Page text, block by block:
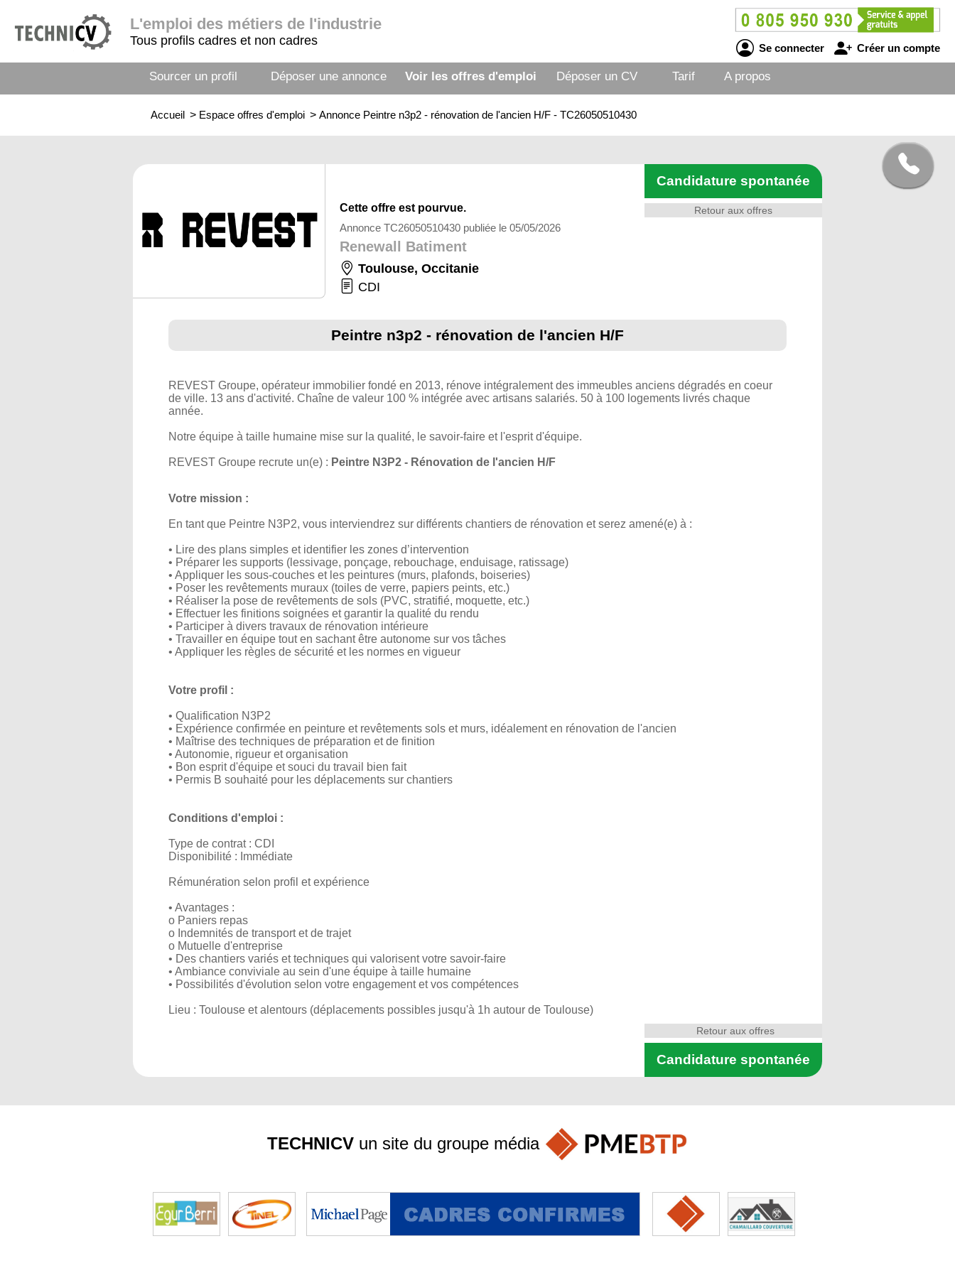
L'emploi des métiers de l'industrie
Tous profils cadres et non cadres
Se connecter Créer un compte
Sourcer un profil Déposer une annonce Voir les offres d'emploi Déposer un CV Tarif A propos
Accueil > Espace offres d'emploi > Annonce Peintre n3p2 - rénovation de l'ancien H/F - TC26050510430
Retour aux offres
Candidature spontanée
Cette offre est pourvue.
Annonce TC26050510430 publiée le 05/05/2026
Renewall Batiment
Toulouse, Occitanie
CDI
Peintre n3p2 - rénovation de l'ancien H/F
REVEST Groupe, opérateur immobilier fondé en 2013, rénove intégralement des immeubles anciens dégradés en coeur
de ville. 13 ans d'activité. Chaîne de valeur 100 % intégrée avec artisans salariés. 50 à 100 logements livrés chaque
année.
Notre équipe à taille humaine mise sur la qualité, le savoir-faire et l'esprit d'équipe.
REVEST Groupe recrute un(e) : Peintre N3P2 - Rénovation de l'ancien H/F
Votre mission :
En tant que Peintre N3P2, vous interviendrez sur différents chantiers de rénovation et serez amené(e) à :
• Lire des plans simples et identifier les zones d’intervention
• Préparer les supports (lessivage, ponçage, rebouchage, enduisage, ratissage)
• Appliquer les sous-couches et les peintures (murs, plafonds, boiseries)
• Poser les revêtements muraux (toiles de verre, papiers peints, etc.)
• Réaliser la pose de revêtements de sols (PVC, stratifié, moquette, etc.)
• Effectuer les finitions soignées et garantir la qualité du rendu
• Participer à divers travaux de rénovation intérieure
• Travailler en équipe tout en sachant être autonome sur vos tâches
• Appliquer les règles de sécurité et les normes en vigueur
Votre profil :
• Qualification N3P2
• Expérience confirmée en peinture et revêtements sols et murs, idéalement en rénovation de l'ancien
• Maîtrise des techniques de préparation et de finition
• Autonomie, rigueur et organisation
• Bon esprit d'équipe et souci du travail bien fait
• Permis B souhaité pour les déplacements sur chantiers
Conditions d'emploi :
Type de contrat : CDI
Disponibilité : Immédiate
Rémunération selon profil et expérience
• Avantages :
o Paniers repas
o Indemnités de transport et de trajet
o Mutuelle d'entreprise
• Des chantiers variés et techniques qui valorisent votre savoir-faire
• Ambiance conviviale au sein d'une équipe à taille humaine
• Possibilités d'évolution selon votre engagement et vos compétences
Lieu : Toulouse et alentours (déplacements possibles jusqu'à 1h autour de Toulouse)
Candidature spontanée
Retour aux offres
TECHNICVun site du groupe média